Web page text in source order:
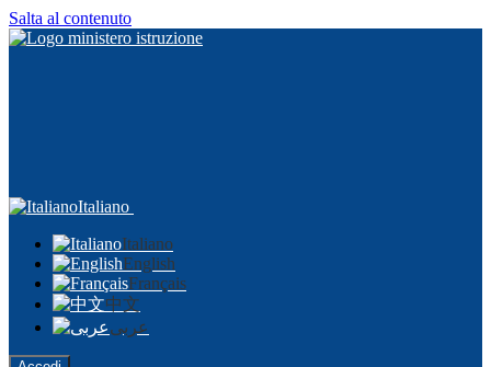
Salta al contenuto
Italiano
Italiano
English
Français
中文
عربى